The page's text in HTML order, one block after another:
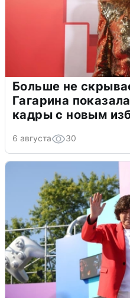
Больше не
Гагарина
кадры с новым
6 августа 30